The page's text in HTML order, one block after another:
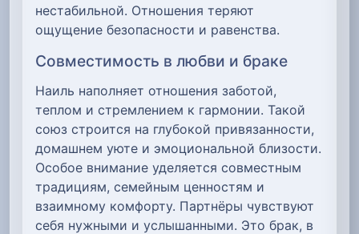
нестабильной. Отношения теряют
ощущение безопасности и равенства.
Совместимость в любви и браке
Наиль наполняет отношения заботой,
теплом и стремлением к гармонии. Такой
союз строится на глубокой привязанности,
домашнем уюте и эмоциональной близости.
Особое внимание уделяется совместным
традициям, семейным ценностям и
взаимному комфорту. Партнёры чувствуют
себя нужными и услышанными. Это брак, в